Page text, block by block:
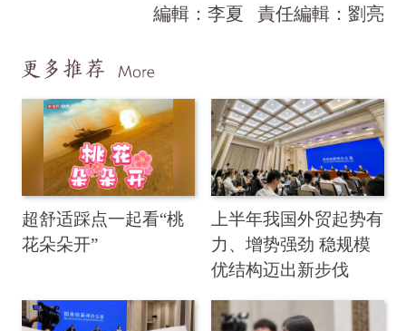
編輯：李夏
責任編輯：劉亮
超舒适踩点一起看“桃
花朵朵开”
上半年我国外贸起势有
力、增势强劲 稳规模
优结构迈出新步伐